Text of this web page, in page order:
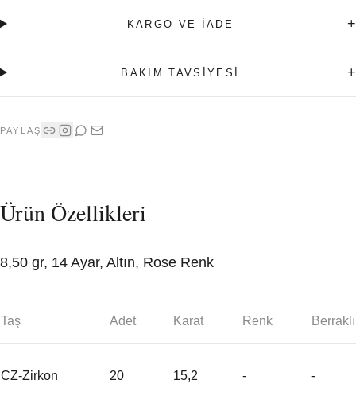
KARGO VE İADE +
BAKIM TAVSİYESİ +
PAYLAŞ
Ürün Özellikleri
8,50 gr, 14 Ayar, Altın, Rose Renk
Taş Adet Karat Renk
CZ-Zirkon 20 15,2 - -